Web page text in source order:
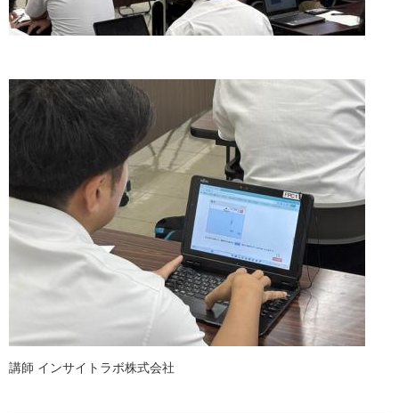
講師 インサイトラボ株式会社